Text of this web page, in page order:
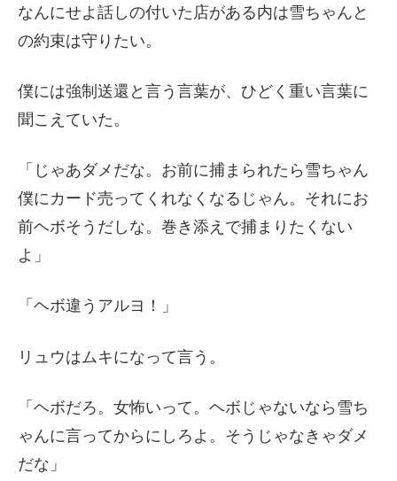
なんにせよ話しの付いた店がある内は雪ちゃんと
の約束は守りたい。
僕には強制送還と言う言葉が、ひどく重い言葉に
聞こえていた。
「じゃあダメだな。お前に捕まられたら雪ちゃん
僕にカード売ってくれなくなるじゃん。それにお
前ヘボそうだしな。巻き添えで捕まりたくない
よ」
「ヘボ違うアルヨ！」
リュウはムキになって言う。
「ヘボだろ。女怖いって。ヘボじゃないなら雪ち
ゃんに言ってからにしろよ。そうじゃなきゃダメ
だな」